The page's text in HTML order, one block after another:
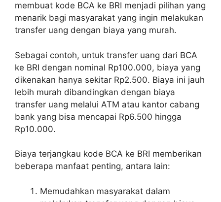
membuat kode BCA ke BRI menjadi pilihan yang
menarik bagi masyarakat yang ingin melakukan
transfer uang dengan biaya yang murah.
Sebagai contoh, untuk transfer uang dari BCA
ke BRI dengan nominal Rp100.000, biaya yang
dikenakan hanya sekitar Rp2.500. Biaya ini jauh
lebih murah dibandingkan dengan biaya
transfer uang melalui ATM atau kantor cabang
bank yang bisa mencapai Rp6.500 hingga
Rp10.000.
Biaya terjangkau kode BCA ke BRI memberikan
beberapa manfaat penting, antara lain:
Memudahkan masyarakat dalam